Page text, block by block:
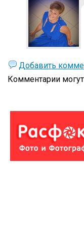
Добавить
Комментарии